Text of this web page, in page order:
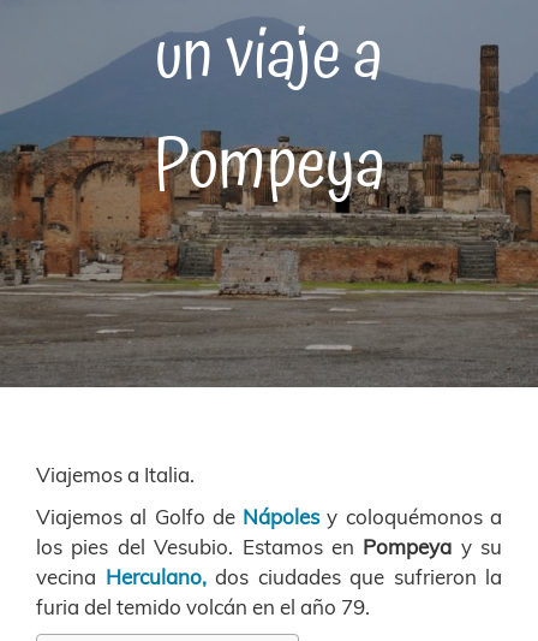
un viaje a
Pompeya
Viajemos a Italia.
Viajemos al Golfo de Nápolesy coloquémonos a
los pies del Vesubio. Estamos en Pompeya y su
vecina Herculano,dos ciudades que sufrieron la
furia del temido volcán en el año 79.